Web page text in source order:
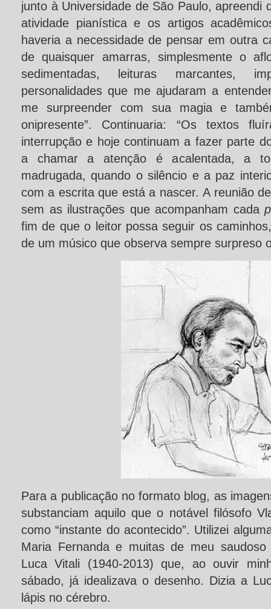
junto à Universidade de São Paulo, apreendi
atividade pianística e os artigos
haveria a necessidade de pensar em outra
de quaisquer amarras, simplesmente o
sedimentadas, leituras marcantes,
personalidades que me ajudaram a
me surpreender com sua magia e
onipresente”. Continuaria: “Os textos
interrupção e hoje continuam a fazer parte
a chamar a atenção é acalentada, a
madrugada, quando o silêncio e a paz
com a escrita que está a nascer. A reunião
sem as ilustrações que acompanham cada
fim de que o leitor possa seguir os
de um músico que observa sempre surpreso
Para a publicação no formato blog, as
substanciam aquilo que o notável filósofo
como “instante do acontecido”. Utilizei
Maria Fernanda e muitas de meu
Luca Vitali (1940-2013) que, ao ouvir
sábado, já idealizava o desenho. Dizia a
lápis no cérebro.